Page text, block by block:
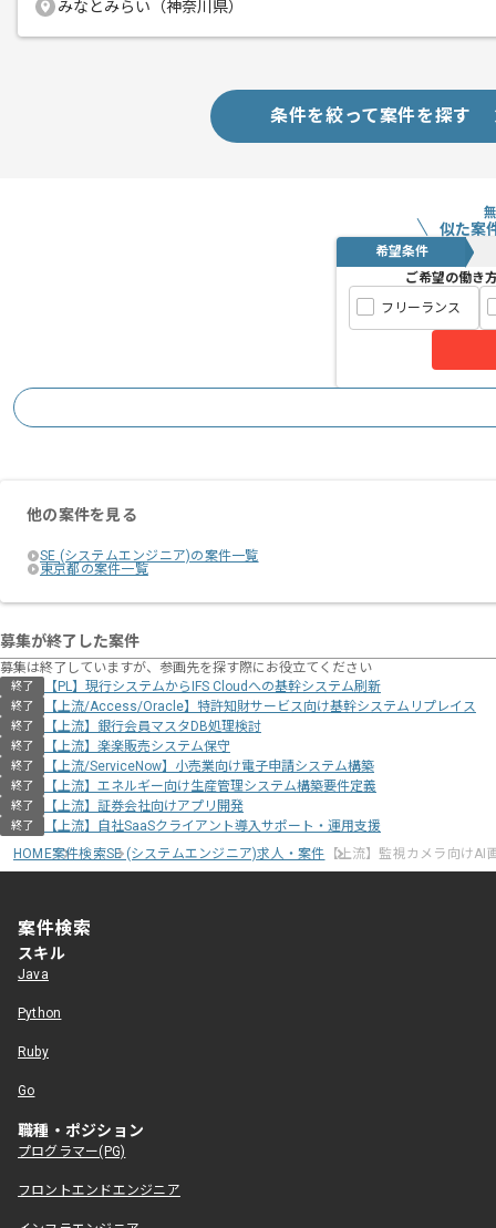
みなとみらい（神奈川県）
条件を絞って案件を探す
似た案
希望条件
ご希望の働き
フリーランス
他の案件を見る
SE (システムエンジニア)の案件一覧
東京都の案件一覧
募集が終了した案件
募集は終了していますが、参画先を探す際にお役立てください
終了 【PL】現行システムからIFS Cloudへの基幹システム刷新
終了 【上流/Access/Oracle】特許知財サービス向け基幹システムリプレイス
終了 【上流】銀行会員マスタDB処理検討
終了 【上流】楽楽販売システム保守
終了 【上流/ServiceNow】小売業向け電子申請システム構築
終了 【上流】エネルギー向け生産管理システム構築要件定義
終了 【上流】証券会社向けアプリ開発
終了
【上流】自社SaaSクライアント導入サポート・運用支援
HOME案件検索SE (システムエンジニア)求人・案件 【上流】監視カメラ向けAI
案件検索
スキル
Java
Python
Ruby
Go
職種・ポジション
プログラマー(PG)
フロントエンドエンジニア